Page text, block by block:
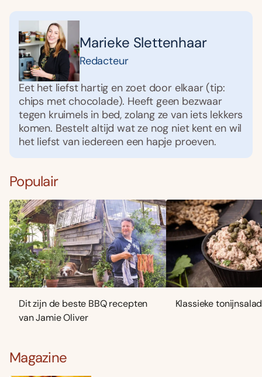
Marieke Slettenhaar
Redacteur
Eet het liefst hartig en zoet door elkaar (tip:
chips met chocolade). Heeft geen bezwaar
tegen kruimels in bed, zolang ze van iets lekkers
komen. Bestelt altijd wat ze nog niet kent en wil
het liefst van iedereen een hapje proeven.
Populair
Dit zijn de beste BBQ recepten
van Jamie Oliver
Klassieke
Magazine